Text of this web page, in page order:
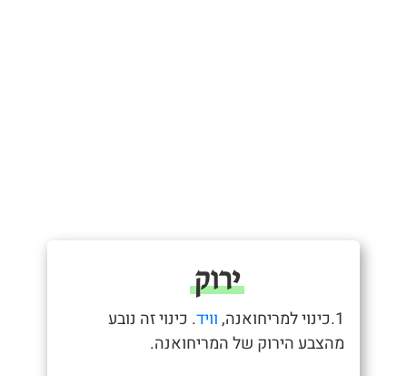
ירוק
1.כינוי למריחואנה, וויד. כינוי זה נובע
מהצבע הירוק של המריחואנה.